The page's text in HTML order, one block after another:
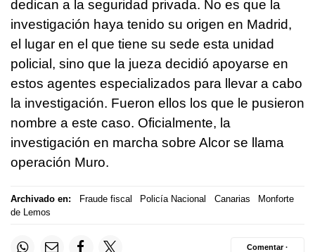
dedican a la seguridad privada. No es que la
investigación haya tenido su origen en Madrid,
el lugar en el que tiene su sede esta unidad
policial, sino que la jueza decidió apoyarse en
estos agentes especializados para llevar a cabo
la investigación. Fueron ellos los que le pusieron
nombre a este caso. Oficialmente, la
investigación en marcha sobre Alcor se llama
operación Muro.
Archivado en: Fraude fiscal Policía Nacional Canarias
Monforte
de Lemos
Comentar ·